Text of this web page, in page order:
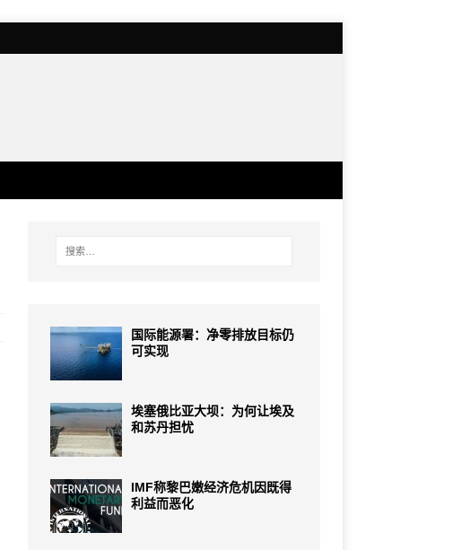
国际能源署：净零排放目标仍
可实现
埃塞俄比亚大坝：为何让埃及
和苏丹担忧
IMF称黎巴嫩经济危机因既得
利益而恶化